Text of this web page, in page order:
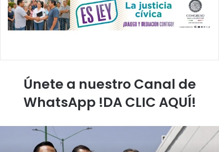
Únete a nuestro Canal de
WhatsApp !DA CLIC AQUÍ!